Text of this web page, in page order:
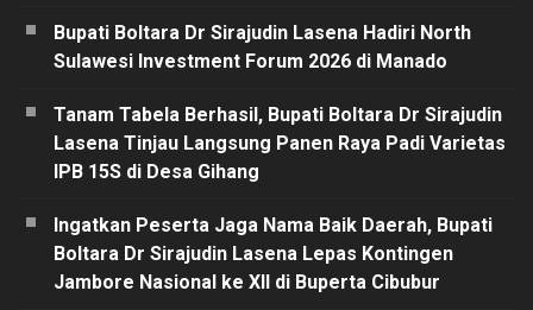
Bupati Boltara Dr Sirajudin Lasena Hadiri North
Sulawesi Investment Forum 2026 di Manado
Tanam Tabela Berhasil, Bupati Boltara Dr Sirajudin
Lasena Tinjau Langsung Panen Raya Padi Varietas
IPB 15S di Desa Gihang
Ingatkan Peserta Jaga Nama Baik Daerah, Bupati
Boltara Dr Sirajudin Lasena Lepas Kontingen
Jambore Nasional ke XII di Buperta Cibubur